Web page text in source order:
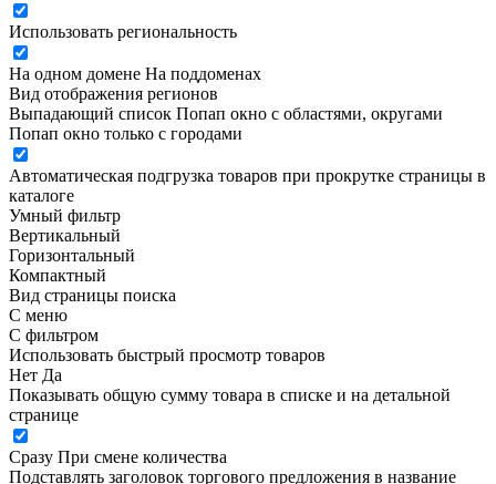
Использовать региональность
На одном домене На поддоменах
Вид отображения регионов
Выпадающий список Попап окно c областями, округами
Попап окно только с городами
Автоматическая подгрузка товаров при прокрутке страницы в
каталоге
Умный фильтр
Вертикальный
Горизонтальный
Компактный
Вид страницы поиска
С меню
С фильтром
Использовать быстрый просмотр товаров
Нет Да
Показывать общую сумму товара в списке и на детальной
странице
Сразу При смене количества
Подставлять заголовок торгового предложения в название